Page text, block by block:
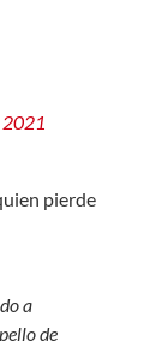
2021
pierde
a
de